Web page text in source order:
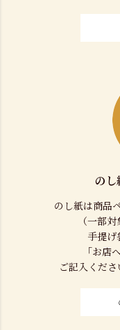
の
のし紙は商品
（一部
手提げ
「お店
ご記入くださ